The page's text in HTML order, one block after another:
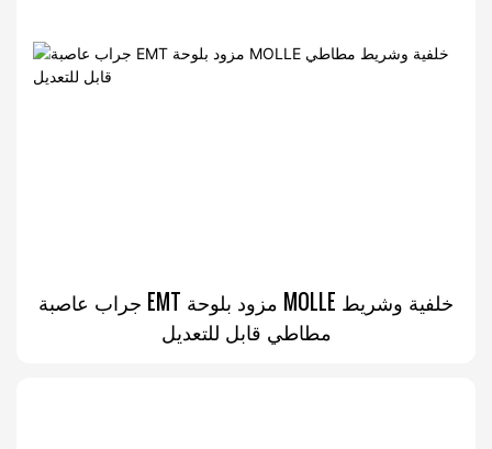
جراب عاصبة EMT مزود بلوحة MOLLE خلفية وشريط
مطاطي قابل للتعديل